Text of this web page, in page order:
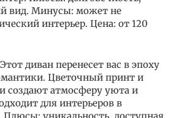
вид. Минусы: может не
интерьер. Цена: от 120
диван перенесет вас в эпоху
Цветочный принт и
создают атмосферу уюта и
для интерьеров в